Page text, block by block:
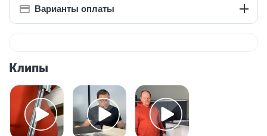
Варианты оплаты
Клипы